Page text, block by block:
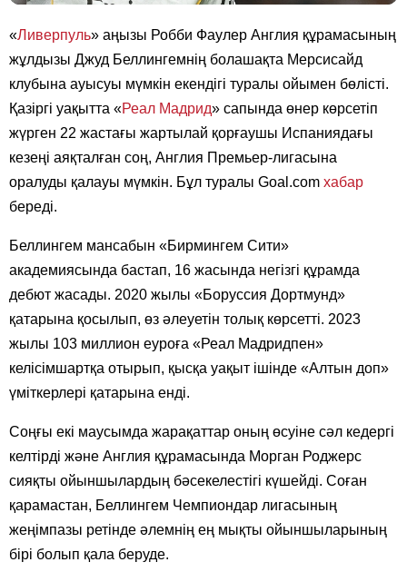
«Ливерпуль» аңызы Робби Фаулер Англия құрамасының
жұлдызы Джуд Беллингемнің болашақта Мерсисайд
клубына ауысуы мүмкін екендігі туралы ойымен бөлісті.
Қазіргі уақытта «Реал Мадрид» сапында өнер көрсетіп
жүрген 22 жастағы жартылай қорғаушы Испаниядағы
кезеңі аяқталған соң, Англия Премьер-лигасына
оралуды қалауы мүмкін. Бұл туралы Goal.com хабар
береді.
Беллингем мансабын «Бирмингем Сити»
академиясында бастап, 16 жасында негізгі құрамда
дебют жасады. 2020 жылы «Боруссия Дортмунд»
қатарына қосылып, өз әлеуетін толық көрсетті. 2023
жылы 103 миллион еуроға «Реал Мадридпен»
келісімшартқа отырып, қысқа уақыт ішінде «Алтын доп»
үміткерлері қатарына енді.
Соңғы екі маусымда жарақаттар оның өсуіне сәл кедергі
келтірді және Англия құрамасында Морган Роджерс
сияқты ойыншылардың бәсекелестігі күшейді. Соған
қарамастан, Беллингем Чемпиондар лигасының
жеңімпазы ретінде әлемнің ең мықты ойыншыларының
бірі болып қала беруде.